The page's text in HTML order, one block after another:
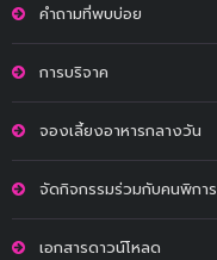
คำถามที่พบบ่อย
การบริจาค
จองเลี้ยงอาหารกลางวัน
จัดกิจกรรมร่วมกับคนพิการ
เอกสารดาวน์โหลด